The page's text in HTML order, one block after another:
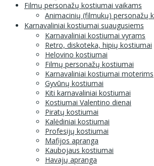
Filmų personažų kostiumai vaikams
Animacinių (filmukų) personažų
Karnavaliniai kostiumai suaugusiems
Karnavaliniai kostiumai vyrams
Retro, diskoteka, hipių kostiumai
Helovino kostiumai
Filmų personažų kostiumai
Karnavaliniai kostiumai moterims
Gyvūnų kostiumai
Kiti karnavaliniai kostiumai
Kostiumai Valentino dienai
Piratų kostiumai
Kalėdiniai kostiumai
Profesijų kostiumai
Mafijos apranga
Kaubojaus kostiumai
Havajų apranga